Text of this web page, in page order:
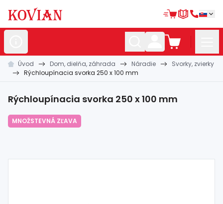
Nerezovépolotovary
Kované polotovary
Zábradlia amadlá
Úvod Dom, dielňa, záhrada Náradie
Svorky, zvierky
Rýchloupínacia svorka 250 x 100 mm
Rýchloupínacia svorka 250 x 100 mm
MNOŽSTEVNÁ ZĽAVA